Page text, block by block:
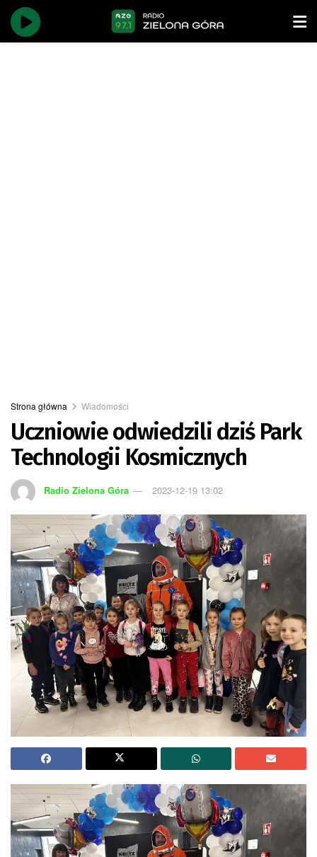
Strona główna Wiadomości
Uczniowie odwiedzili dziś Park
Technologii Kosmicznych
Radio Zielona Góra 2023-12-19 13:02